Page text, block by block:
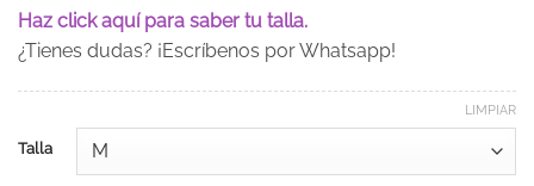
Haz click aquí para saber tu talla.
¿Tienes dudas? ¡Escríbenos por Whatsapp!
Talla
LIMPIAR